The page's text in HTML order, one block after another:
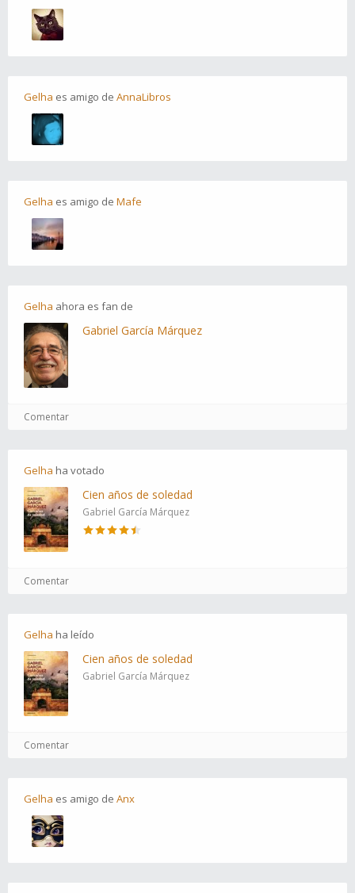
Gelha es amigo de AnnaLibros
Gelha es amigo de Mafe
Gelha ahora es fan de
Gabriel García Márquez
Comentar
Gelha ha votado
Cien años de soledad
Gabriel García Márquez
Comentar
Gelha ha leído
Cien años de soledad
Gabriel García Márquez
Comentar
Gelha es amigo de Anx